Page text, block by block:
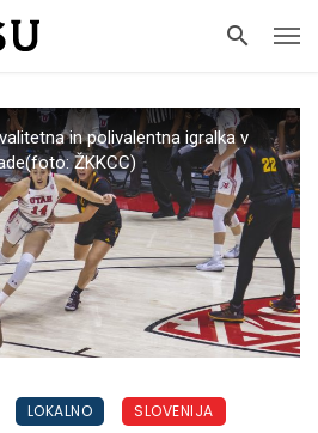
in polivalentna igralka v
ŽKKCC)
LOKALNO SLOVENIJA